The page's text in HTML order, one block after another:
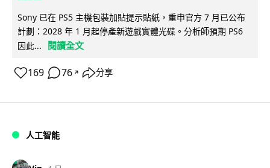
Sony 已在 PS5 主機包裝加貼提示貼紙，重申官方 7 月已公布
計劃：2028 年 1 月起停產新遊戲實體光碟。分析師預期 PS6
因此...
閱讀全文
169 76 ↗ 分享
人工智能